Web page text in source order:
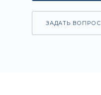
ЗАДАТЬ ВОПРОС